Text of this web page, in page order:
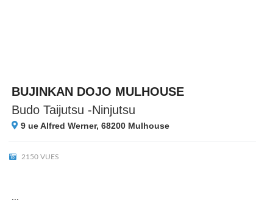
BUJINKAN DOJO MULHOUSE
Budo Taijutsu -Ninjutsu
9 ue Alfred Werner, 68200 Mulhouse
2150 VUES
...